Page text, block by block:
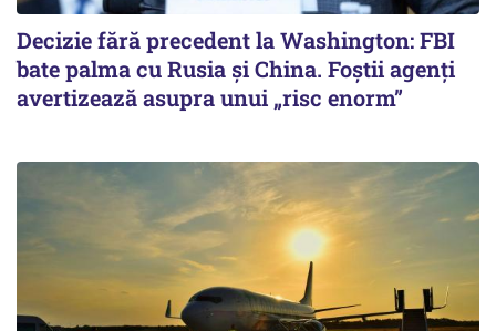
Decizie fără precedent la Washington: FBI
bate palma cu Rusia și China. Foștii agenți
avertizează asupra unui „risc enorm”